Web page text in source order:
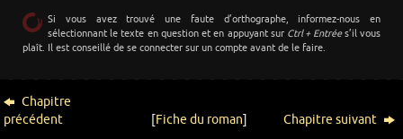
Si vous avez trouvé une faute d’orthographe, informez-nous en
sélectionnant le texte en question et en appuyant sur Ctrl + Entrées’il vous
plaît. Il est conseillé de se connecter sur un compte avant de le faire.
Chapitre
précédent
[Fiche du roman] Chapitre suivant